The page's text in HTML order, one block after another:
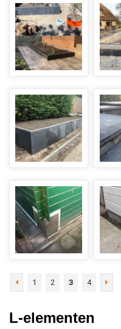
1 2 3 4
L-elementen